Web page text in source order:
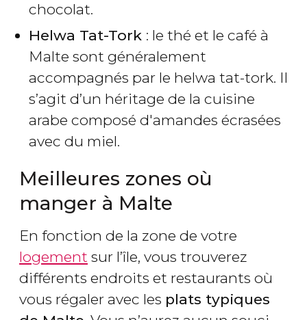
chocolat.
Helwa Tat-Tork : le thé et le café à
Malte sont généralement
accompagnés par le helwa tat-tork. Il
s’agit d’un héritage de la cuisine
arabe composé d'amandes écrasées
avec du miel.
Meilleures zones où
manger à Malte
En fonction de la zone de votre
logement sur l’île, vous trouverez
différents endroits et restaurants où
vous régaler avec les plats typiques